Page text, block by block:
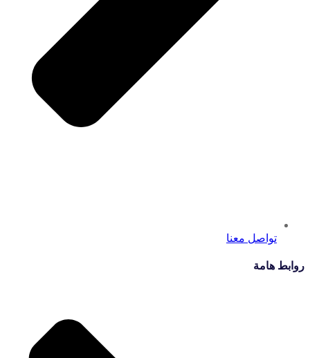
تواصل معنا
روابط هامة